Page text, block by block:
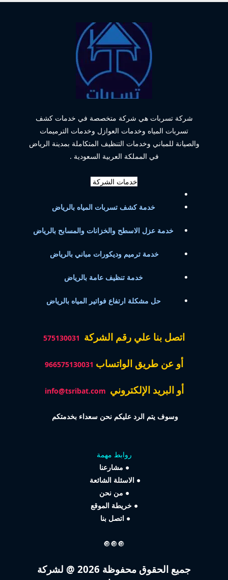
شركة تسربات هي شركة متخصصة في خدمات كشف
تسربات المياه وخدمات العوازل وخدمات الترميمات
والصيانة للمباني وخدمات التنظيف المتكاملة بمدينة الرياض
في المملكة العربية السعودية .
خدمات الشركة
خدمة كشف تسربات المياه بالرياض
خدمة عزل الاسطح والخزانات والمسابح بالرياض
خدمة ترميم وديكورات مباني بالرياض
خدمة تنظيف عامة بالرياض
حل مشكلة ارتفاع فواتير المياه بالرياض
اتصل بنا علي رقم الشركة 575130031
أو عن طريق الواتساب 966575130031
أو البريد الإلكتروني info@tsribat.com
وسوف يتم الرد عليكم نحن سعداء بخدمتكم
روابط مهمة
● مشارعنا
● الاسئلة الشائعة
● من نحن
●خريطة الموقع
●اتصل بنا
🔘🔘🔘
جميع الحقوق محفوظة 2026 @ لشركة